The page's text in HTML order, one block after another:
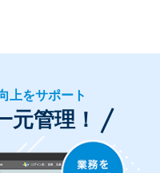
上をサポート
元管理！